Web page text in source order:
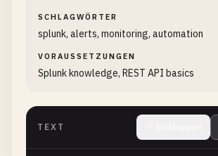
SCHLAGWÖRTER
splunk, alerts, monitoring, automation
VORAUSSETZUNGEN
Splunk knowledge, REST API basics
TEXT